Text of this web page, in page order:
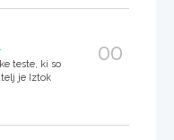
teste, ki so
je Iztok
00